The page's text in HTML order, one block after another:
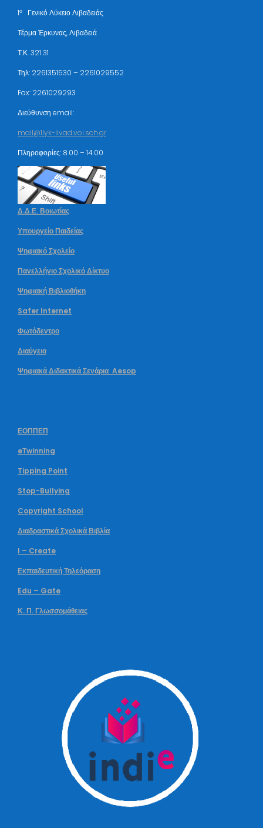
1ο
Γενικό Λύκειο Λιβαδειάς
Τέρμα Έρκυνας, Λιβαδειά
Τ.Κ. 321 31
Τηλ: 2261351530 – 2261029552
Fax: 2261029293
Διεύθυνση email:
mail@1lyk-livad.voi.sch.gr
Πληροφορίες: 8.00 – 14.00
Δ.Δ.Ε. Βοιωτίας
Υπουργείο Παιδείας
Ψηφιακό Σχολείο
Πανελλήνιο Σχολικό Δίκτυο
Ψηφιακή Βιβλιοθήκη
Safer Internet
Φωτόδεντρο
Διαύγεια
Ψηφιακά Διδακτικά Σενάρια Aesop
ΕΟΠΠΕΠ
eΤwinning
Tipping Point
Stop-Bullying
Copyright School
Διαδραστικά Σχολικά Βιβλία
I – Create
Εκπαιδευτική Τηλεόραση
Edu – Gate
Κ. Π. Γλωσσομάθειας